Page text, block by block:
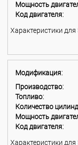
Мощность
Код двигателя:
Характеристики для
Модификация:
Производство:
Топливо:
Количество
Мощность
Код двигателя:
Характеристики для